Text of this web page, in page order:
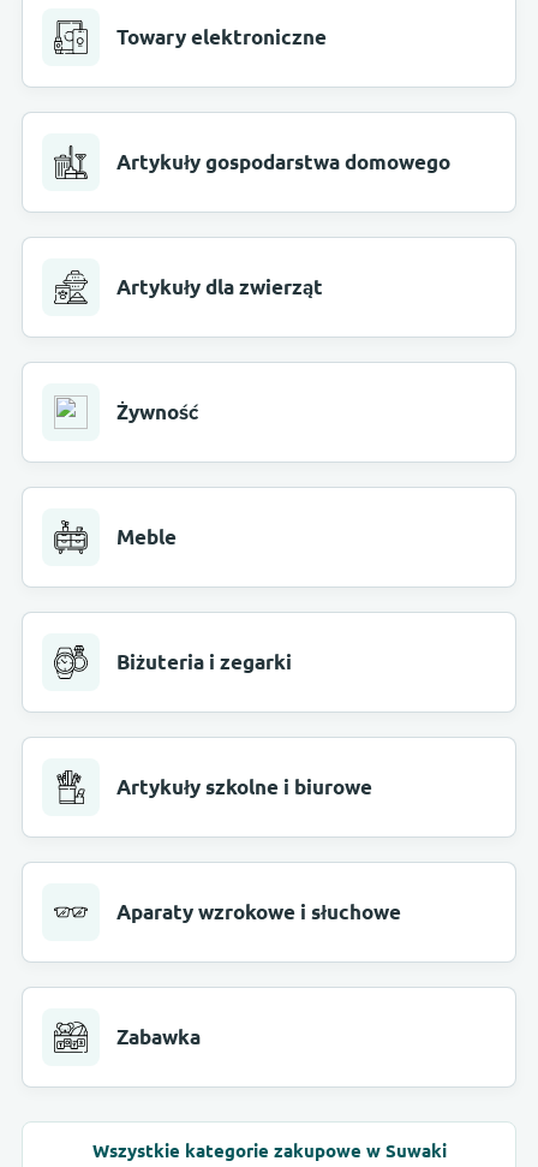
Towary elektroniczne
Artykuły gospodarstwa domowego
Artykuły dla zwierząt
Żywność
Meble
Biżuteria i zegarki
Artykuły szkolne i biurowe
Aparaty wzrokowe i słuchowe
Zabawka
Wszystkie kategorie zakupowe w Suwaki